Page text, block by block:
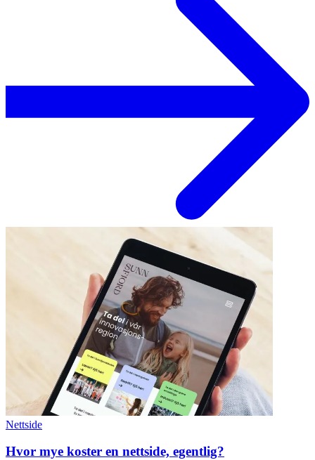
Nettside
Hvor mye koster en nettside, egentlig?